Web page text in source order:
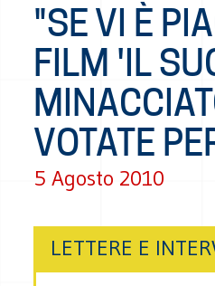
"SE VI È
FILM 'IL
VOTATE
5 Agosto 2010
LETTERE E